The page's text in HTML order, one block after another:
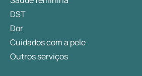
DST
Dor
Cuidados com a pele
Outros serviços